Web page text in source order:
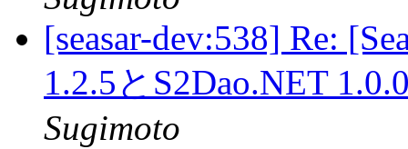
[seasar-dev:538] Re:
1.2.5とS2Dao.NET
Sugimoto